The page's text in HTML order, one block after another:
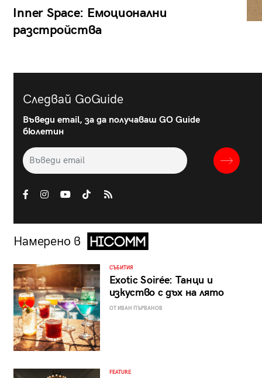
Inner Space: Емоционални
разстройства
Следвай GoGuide
Въведи email, за да получаваш GO Guide
бюлетин
Намерено в
СЪБИТИЯ
Exotic Soirée: Танци и
изкуство с дъх на лято
ОТ ИВАН ПЪРВАНОВ
FEATURE